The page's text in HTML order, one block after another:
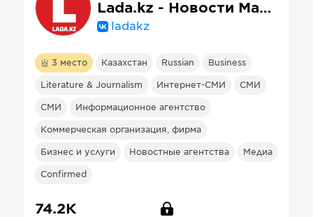
Lada.kz - Новости Мангистау и Актау
ladakz
3 место Казахстан Russian Business
Literature & Journalism Интернет-СМИ СМИ
СМИ Информационное агентство
Коммерческая организация, фирма
Бизнес и услуги Новостные агентства Медиа
Confirmed
74.2К